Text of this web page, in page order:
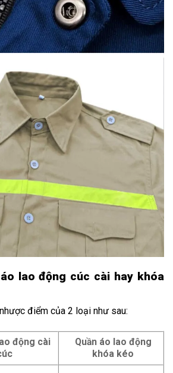
lao động cúc cài hay khóa
điểm của 2 loại như sau:
động cài
Quần áo lao động
khóa kéo